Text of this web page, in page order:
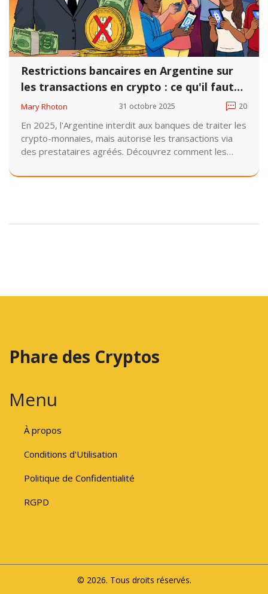
Restrictions bancaires en Argentine sur
les transactions en crypto : ce qu'il faut
savoir en 2025
Mary Rhoton 31 octobre 2025 20
En 2025, l'Argentine interdit aux banques de traiter les
crypto-monnaies, mais autorise les transactions via
des prestataires agréés. Découvrez comment les
et pourquoi ce modèle unique pourrait inspirer
Phare des Cryptos
Menu
À propos
Conditions d'Utilisation
Politique de Confidentialité
RGPD
© 2026. Tous droits réservés.